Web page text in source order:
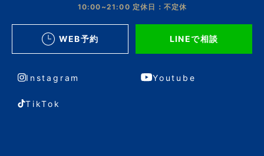
10:00~21:00 定休日：不定休
WEB予約 LINEで相談
Instagram Youtube
TikTok